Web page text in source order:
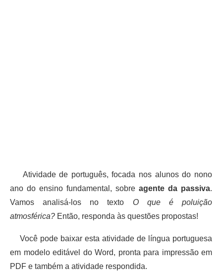
Atividade de português, focada nos alunos do nono
ano do ensino fundamental, sobre agente da passiva.
Vamos analisá-los no texto O que é poluição
atmosférica? Então, responda às questões propostas!
Você pode baixar esta atividade de língua portuguesa
em modelo editável do Word, pronta para impressão em
PDF e também a atividade respondida.